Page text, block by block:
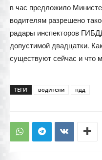
в час предложило
водителям разрешено
радары инспекторов
допустимой двадцатки.
существуют сейчас и что
ТЕГИ водители пдд